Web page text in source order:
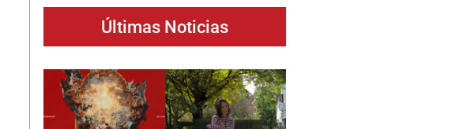
Últimas Noticias